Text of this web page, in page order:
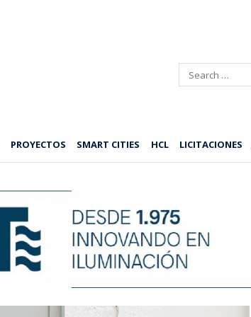
Search
PROYECTOS SMART CITIES HCL LICITACIONES